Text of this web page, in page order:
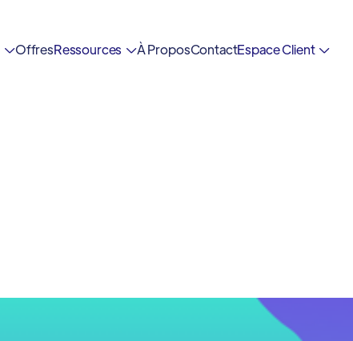
OffresRessources À ProposContactEspace Client